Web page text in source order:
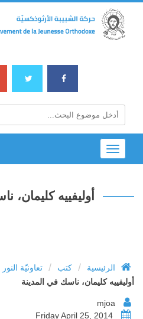
Toggle
navigation
أوليفييه كليمان،
الرئيسية / كتب / تعاونيّة النور
أوليفييه كليمان، ناسك في المدينة